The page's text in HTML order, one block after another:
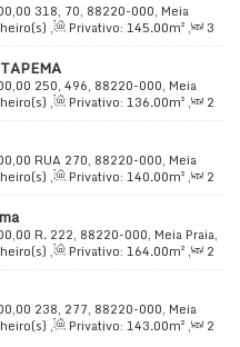
318, 70, 88220-000, Meia
Brasil
, Privativo: 145.00m² ,
3
173.00m² , 3Vaga(s) ,
Útil:
250, 496, 88220-000, Meia
Brasil
, Privativo: 136.00m² ,
2
215.00m² , 3Vaga(s) ,
650m
RUA 270, 88220-000, Meia
Brasil
, Privativo: 140.00m² ,
2
215.00m² , 4Vaga(s) ,
Útil:
R. 222, 88220-000, Meia Praia,
, Privativo: 164.00m² ,
2
164.00m² , 3Vaga(s) ,
350m
238, 277, 88220-000, Meia
Brasil
, Privativo: 143.00m² ,
2